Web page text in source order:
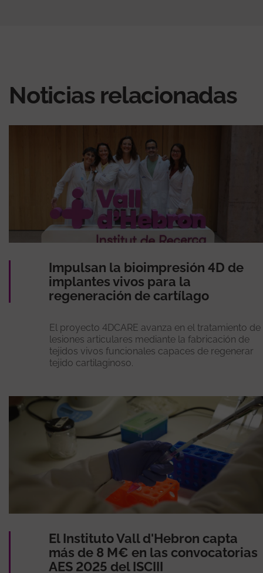
Noticias relacionadas
Impulsan la bioimpresión 4D de
implantes vivos para la
regeneración de cartílago
El proyecto 4DCARE avanza en el tratamiento de
lesiones articulares mediante la fabricación de
tejidos vivos funcionales capaces de regenerar
tejido cartilaginoso.
El Instituto Vall d'Hebron capta
más de 8 M€ en las convocatorias
AES 2025 del ISCIII